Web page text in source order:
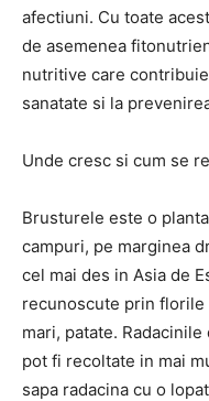
afectiuni. Cu toate
de asemenea
nutritive care
sanatate si la
Unde cresc si cum se
Brusturele este o
campuri, pe marginea
cel mai des in Asia de
recunoscute prin
mari, patate.
pot fi recoltate in mai
sapa radacina cu o